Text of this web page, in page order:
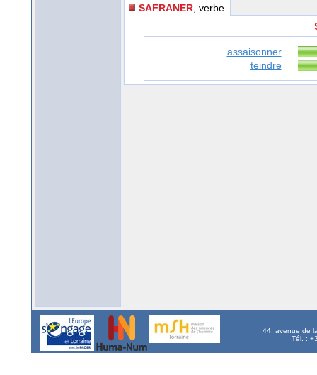
SAFRANER , verbe
assaisonner
teindre
44, avenue de
Tél. :